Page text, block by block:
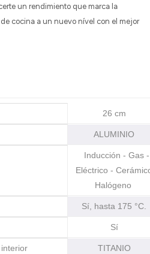
un rendimiento que marca la
cocina a un nuevo nível con el mejor
26 cm
ALUMINIO
Inducción - Gas -
Eléctrico -
Halógeno
Sí, hasta 175
Sí
TITANIO